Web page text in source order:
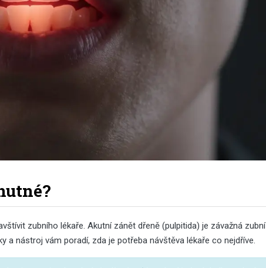
zubního lékaře. Akutní zánět dřeně (pulpitida) je závažná zubní
a nástroj vám poradí, zda je potřeba návštěva lékaře co nejdříve.